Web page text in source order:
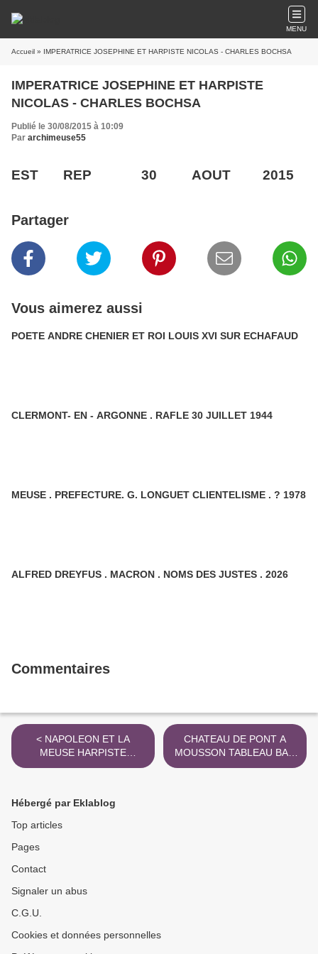
MENU
Accueil » IMPERATRICE JOSEPHINE ET HARPISTE NICOLAS - CHARLES BOCHSA
IMPERATRICE JOSEPHINE ET HARPISTE
NICOLAS - CHARLES BOCHSA
Publié le 30/08/2015 à 10:09
Par archimeuse55
EST REP 30 AOUT 2015
Partager
Vous aimerez aussi
POETE ANDRE CHENIER ET ROI LOUIS XVI SUR ECHAFAUD
CLERMONT- EN - ARGONNE . RAFLE 30 JUILLET 1944
MEUSE . PREFECTURE. G. LONGUET CLIENTELISME . ? 1978
ALFRED DREYFUS . MACRON . NOMS DES JUSTES . 2026
Commentaires
< NAPOLEON ET LA
MEUSE HARPISTE
NICOLAS - CHARLES
CHATEAU DE PONT A
MOUSSON TABLEAU BAR
LE DUC >
Hébergé par Eklablog
Top articles
Pages
Contact
Signaler un abus
C.G.U.
Cookies et données personnelles